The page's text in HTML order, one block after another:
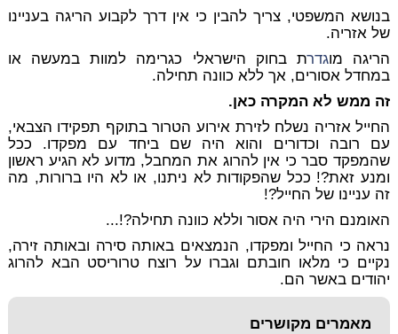
בנושא המשפטי, צריך להבין כי אין דרך לקבוע הריגה בעניינו
של אזריה.
הריגה מוגדרת בחוק הישראלי כגרימה למוות במעשה או
במחדל אסורים, אך ללא כוונה תחילה.
זה ממש לא המקרה כאן.
החייל אזריה נשלח לזירת אירוע הטרור בתוקף תפקידו הצבאי,
עם רובה וכדורים והוא היה שם ביחד עם מפקדו. ככל
שהמפקד סבר כי אין להרוג את המחבל, מדוע לא הגיע ראשון
ומנע זאת?! ככל שהפקודות לא ניתנו, או לא היו ברורות, מה
זה עניינו של החייל?!
האומנם הירי היה אסור וללא כוונה תחילה?!...
נראה כי החייל ומפקדו, הנמצאים באותה סירה ובאותה זירה,
נקיים כי מלאו חובתם וגברו על רוצח טרוריסט הבא להרוג
יהודים באשר הם.
מאמרים מקושרים